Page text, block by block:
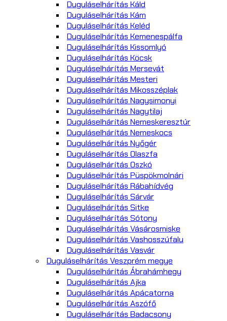
Duguláselhárítás Káld
Duguláselhárítás Kám
Duguláselhárítás Keléd
Duguláselhárítás Kemenespálfa
Duguláselhárítás Kissomlyó
Duguláselhárítás Köcsk
Duguláselhárítás Mersevát
Duguláselhárítás Mesteri
Duguláselhárítás Mikosszéplak
Duguláselhárítás Nagysimonyi
Duguláselhárítás Nagytilaj
Duguláselhárítás Nemeskeresztúr
Duguláselhárítás Nemeskocs
Duguláselhárítás Nyőgér
Duguláselhárítás Olaszfa
Duguláselhárítás Oszkó
Duguláselhárítás Püspökmolnári
Duguláselhárítás Rábahídvég
Duguláselhárítás Sárvár
Duguláselhárítás Sitke
Duguláselhárítás Sótony
Duguláselhárítás Vásárosmiske
Duguláselhárítás Vashosszúfalu
Duguláselhárítás Vasvár
Duguláselhárítás Veszprém megye
Duguláselhárítás Ábrahámhegy
Duguláselhárítás Ajka
Duguláselhárítás Apácatorna
Duguláselhárítás Aszófő
Duguláselhárítás Badacsony